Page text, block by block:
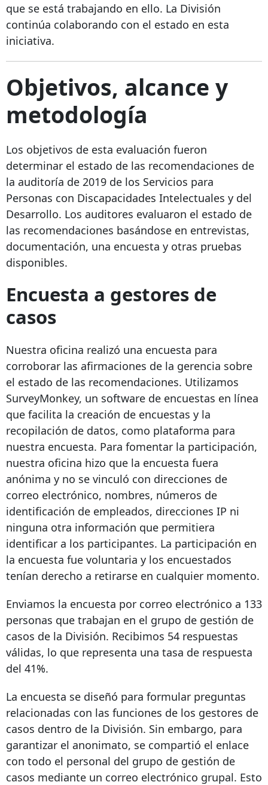
que se está trabajando en ello. La División
continúa colaborando con el estado en esta
iniciativa.
Objetivos, alcance y
metodología
Los objetivos de esta evaluación fueron
determinar el estado de las recomendaciones de
la auditoría de 2019 de los Servicios para
Personas con Discapacidades Intelectuales y del
Desarrollo. Los auditores evaluaron el estado de
las recomendaciones basándose en entrevistas,
documentación, una encuesta y otras pruebas
disponibles.
Encuesta a gestores de
casos
Nuestra oficina realizó una encuesta para
corroborar las afirmaciones de la gerencia sobre
el estado de las recomendaciones. Utilizamos
SurveyMonkey, un software de encuestas en línea
que facilita la creación de encuestas y la
recopilación de datos, como plataforma para
nuestra encuesta. Para fomentar la participación,
nuestra oficina hizo que la encuesta fuera
anónima y no se vinculó con direcciones de
correo electrónico, nombres, números de
identificación de empleados, direcciones IP ni
ninguna otra información que permitiera
identificar a los participantes. La participación en
la encuesta fue voluntaria y los encuestados
tenían derecho a retirarse en cualquier momento.
Enviamos la encuesta por correo electrónico a 133
personas que trabajan en el grupo de gestión de
casos de la División. Recibimos 54 respuestas
válidas, lo que representa una tasa de respuesta
del 41%.
La encuesta se diseñó para formular preguntas
relacionadas con las funciones de los gestores de
casos dentro de la División. Sin embargo, para
garantizar el anonimato, se compartió el enlace
con todo el personal del grupo de gestión de
casos mediante un correo electrónico grupal. Esto